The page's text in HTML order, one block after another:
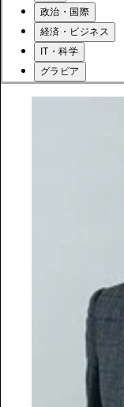
政治・国際
経済・ビジネス
IT・科学
グラビア